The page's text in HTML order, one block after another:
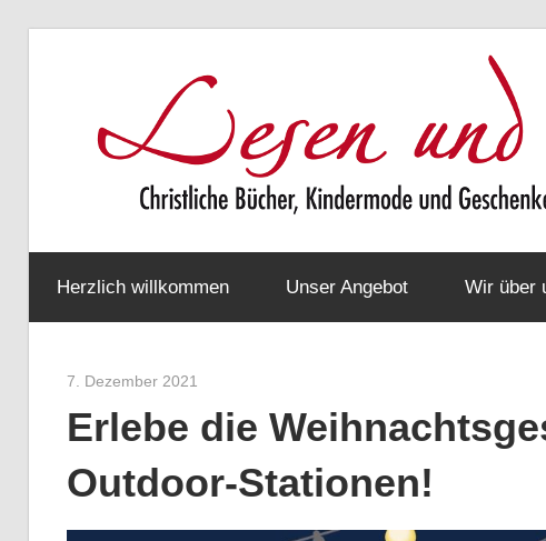
Christliche
Bücher,
Kindermode
Geschenke
Herzlich willkommen Unser Angebot Wir über
7. Dezember 2021
Erlebe die
Outdoor-Stationen!